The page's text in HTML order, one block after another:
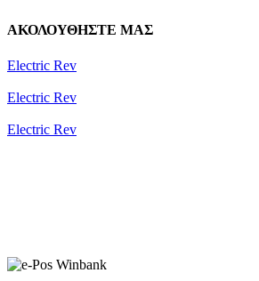
ΑΚΟΛΟΥΘΗΣΤΕ ΜΑΣ
Electric Rev
Electric Rev
Electric Rev